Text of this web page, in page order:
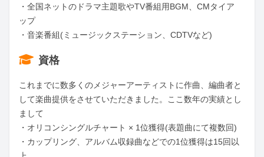
・全国ネットのドラマ主題歌やTV番組用BGM、CMタイア
ップ
・音楽番組(ミュージックステーション、CDTVなど)
資格
これまでに数多くのメジャーアーティストに作曲、編曲者と
して楽曲提供をさせていただきました。ここ数年の実績とし
まして
・オリコンシングルチャート × 1位獲得(表題曲にて複数回)
・カップリング、アルバム収録曲などでの1位獲得は15回以